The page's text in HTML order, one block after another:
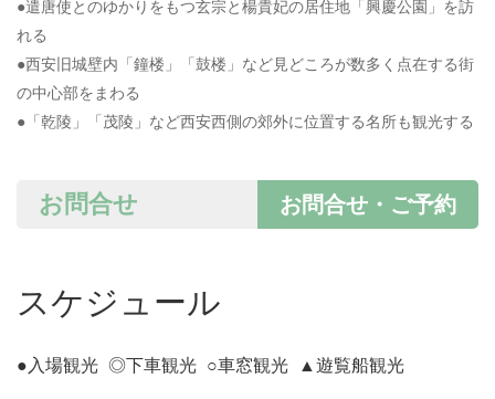
●遣唐使とのゆかりをもつ玄宗と楊貴妃の居住地「興慶公園」を訪
れる
●西安旧城壁内「鐘楼」「鼓楼」など見どころが数多く点在する街
の中心部をまわる
●「乾陵」「茂陵」など西安西側の郊外に位置する名所も観光する
お問合せ・ご予約
お問合せ
スケジュール
●入場観光 ◎下車観光 ○車窓観光 ▲遊覧船観光